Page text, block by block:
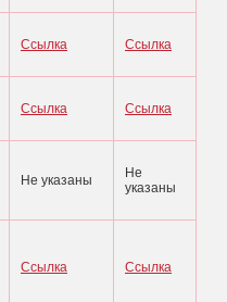
Ссылка Ссылка
Ссылка Ссылка
Не указаны
Не
указаны
Ссылка Ссылка